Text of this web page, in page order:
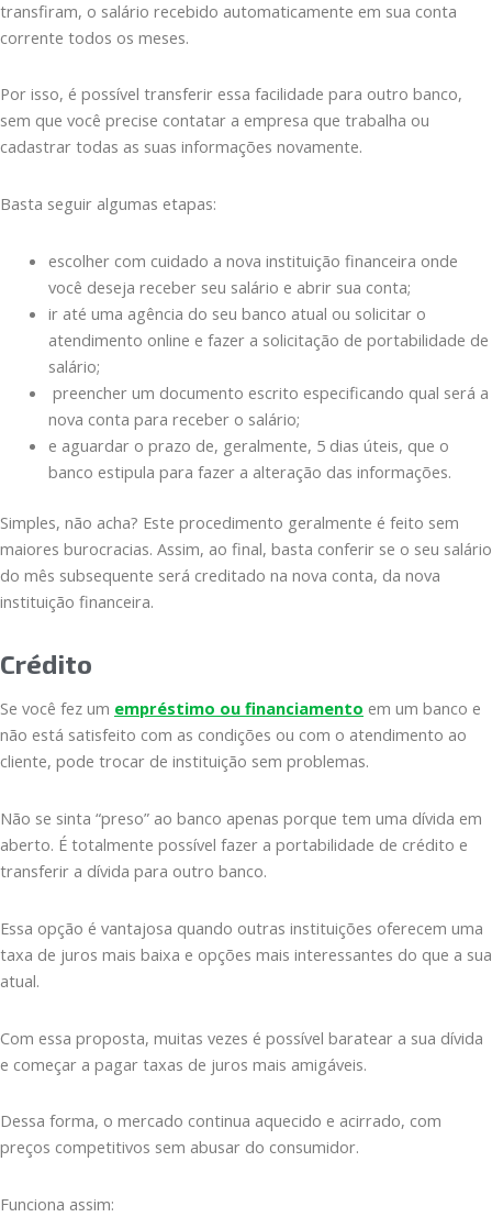
transfiram, o salário recebido automaticamente em sua conta
corrente todos os meses.
Por isso, é possível transferir essa facilidade para outro banco,
sem que você precise contatar a empresa que trabalha ou
cadastrar todas as suas informações novamente.
Basta seguir algumas etapas:
escolher com cuidado a nova instituição financeira onde
você deseja receber seu salário e abrir sua conta;
ir até uma agência do seu banco atual ou solicitar o
atendimento online e fazer a solicitação de portabilidade de
salário;
preencher um documento escrito especificando qual será a
nova conta para receber o salário;
e aguardar o prazo de, geralmente, 5 dias úteis, que o
banco estipula para fazer a alteração das informações.
Simples, não acha? Este procedimento geralmente é feito sem
maiores burocracias. Assim, ao final, basta conferir se o seu salário
do mês subsequente será creditado na nova conta, da nova
instituição financeira.
Crédito
Se você fez um empréstimo ou financiamento em um banco e
não está satisfeito com as condições ou com o atendimento ao
cliente, pode trocar de instituição sem problemas.
Não se sinta “preso” ao banco apenas porque tem uma dívida em
aberto. É totalmente possível fazer a portabilidade de crédito e
transferir a dívida para outro banco.
Essa opção é vantajosa quando outras instituições oferecem uma
taxa de juros mais baixa e opções mais interessantes do que a sua
atual.
Com essa proposta, muitas vezes é possível baratear a sua dívida
e começar a pagar taxas de juros mais amigáveis.
Dessa forma, o mercado continua aquecido e acirrado, com
preços competitivos sem abusar do consumidor.
Funciona assim: